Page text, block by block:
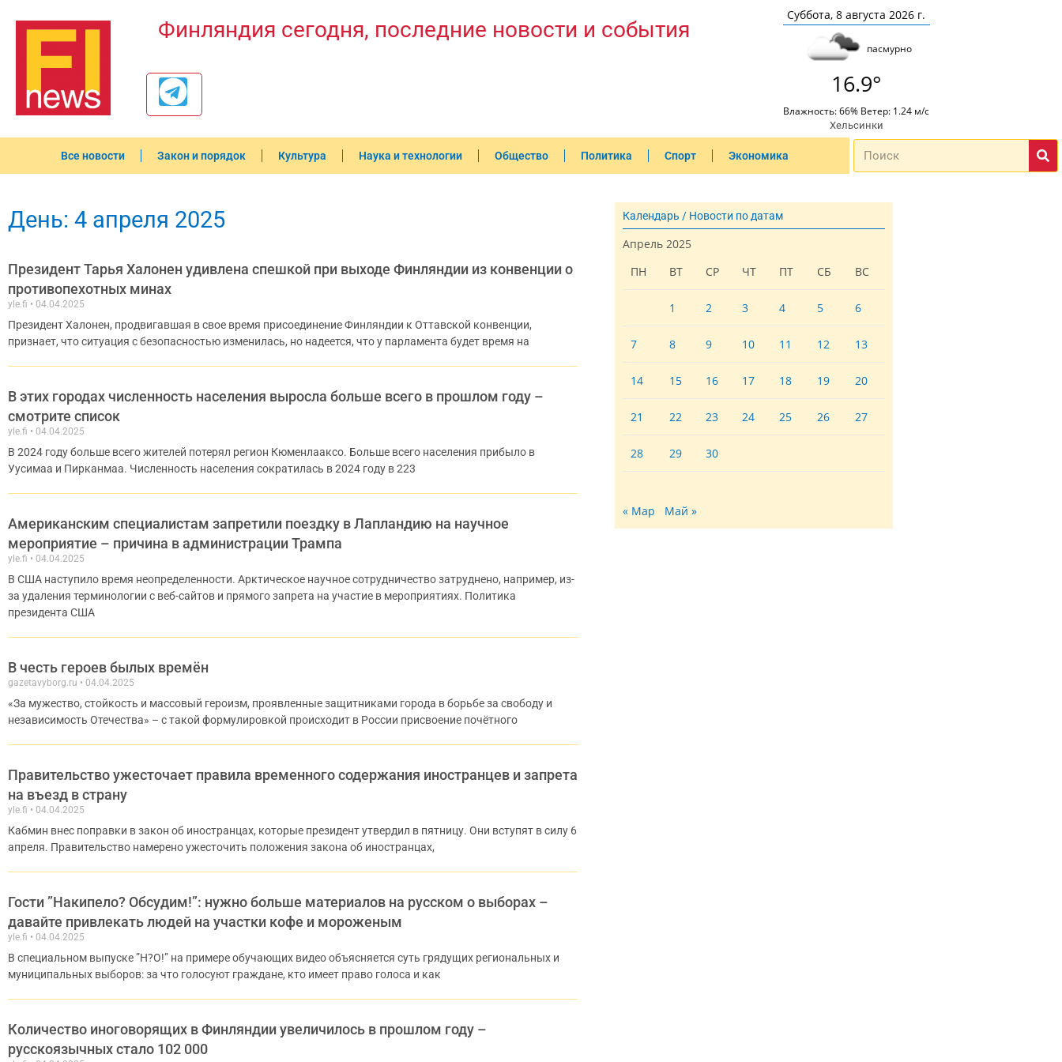
Финляндия сегодня, последние новости и события
Суббота, 8 августа 2026 г.
пасмурно
16.9°
Влажность: 66% Ветер: 1.24 м/с
Хельсинки
Все новости Закон и порядок Культура Наука и технологии Общество Политика Спорт Экономика
День: 4 апреля 2025
Президент Тарья Халонен удивлена спешкой при выходе Финляндии из конвенции о
противопехотных минах
yle.fi 04.04.2025
Президент Халонен, продвигавшая в свое время присоединение Финляндии к Оттавской конвенции,
признает, что ситуация с безопасностью изменилась, но надеется, что у парламента будет время на
В этих городах численность населения выросла больше всего в прошлом году –
смотрите список
yle.fi 04.04.2025
В 2024 году больше всего жителей потерял регион Кюменлааксо. Больше всего населения прибыло в
Уусимаа и Пирканмаа. Численность населения сократилась в 2024 году в 223
Американским специалистам запретили поездку в Лапландию на научное
мероприятие – причина в администрации Трампа
yle.fi 04.04.2025
В США наступило время неопределенности. Арктическое научное сотрудничество затруднено, например, из-
за удаления терминологии с веб-сайтов и прямого запрета на участие в мероприятиях. Политика
президента США
В честь героев былых времён
gazetavyborg.ru 04.04.2025
«За мужество, стойкость и массовый героизм, проявленные защитниками города в борьбе за свободу и
независимость Отечества» – с такой формулировкой происходит в России присвоение почётного
Правительство ужесточает правила временного содержания иностранцев и запрета
на въезд в страну
yle.fi 04.04.2025
Кабмин внес поправки в закон об иностранцах, которые президент утвердил в пятницу. Они вступят в силу 6
апреля. Правительство намерено ужесточить положения закона об иностранцах,
Гости ”Накипело? Обсудим!”: нужно больше материалов на русском о выборах –
давайте привлекать людей на участки кофе и мороженым
yle.fi 04.04.2025
В специальном выпуске ”Н?О!” на примере обучающих видео объясняется суть грядущих региональных и
муниципальных выборов: за что голосуют граждане, кто имеет право голоса и как
Количество иноговорящих в Финляндии увеличилось в прошлом году –
русскоязычных стало 102 000
Календарь / Новости по датам
Апрель 2025
ПН
ВТ СР ЧТ ПТ СБ ВС
1 2 3 4 5 6
7 8 9 10 11 12 13
14 15 16 17 18 19 20
21 22 23 24 25 26 27
28 29 30
« Мар Май »